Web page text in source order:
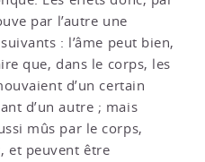
par l’autre une
: l’âme peut bien,
que, dans le corps, les
d’un certain
d’un autre ; mais
mûs par le corps,
et peuvent être